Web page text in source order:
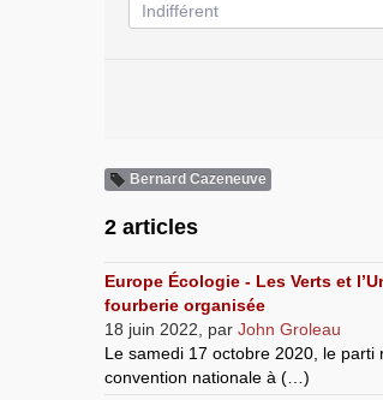
Bernard Cazeneuve
2 articles
Europe Écologie - Les Verts et
fourberie organisée
18 juin 2022
par John Groleau
Le samedi 17 octobre 2020, le
convention nationale à (…)